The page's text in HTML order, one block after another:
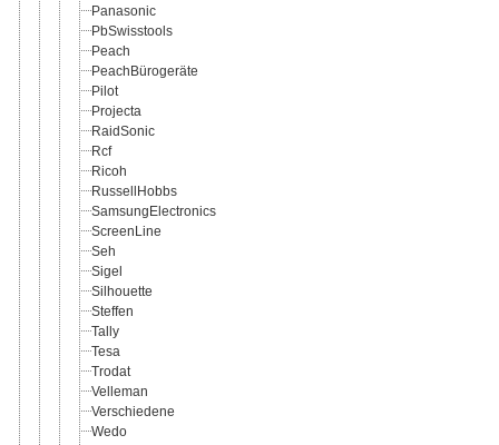
Panasonic
PbSwisstools
Peach
PeachBürogeräte
Pilot
Projecta
RaidSonic
Rcf
Ricoh
RussellHobbs
SamsungElectronics
ScreenLine
Seh
Sigel
Silhouette
Steffen
Tally
Tesa
Trodat
Velleman
Verschiedene
Wedo